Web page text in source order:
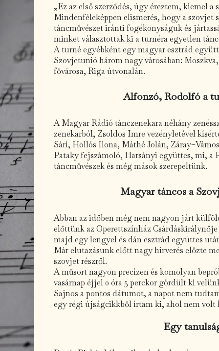
„Ez az első szerződés, úgy éreztem, kiemel
Mindenféleképpen elismerés, hogy a szovjet
táncművészet iránti fogékonyságuk és
minket választottak ki a turnéra egyetlen
A turné egyébként egy magyar esztrád
Szovjetunió három nagy városában:
fővárosa, Riga útvonalán.
Alfonzó, Rodolfó a
A Magyar Rádió tánczenekara néhány
zenekarból, Zsoldos Imre vezényletével
Sári, Hollós Ilona, Máthé Jolán,
Pataky fejszámoló, Harsányi együttes, mi, a
táncművészek és még mások szerepeltünk.
Magyar táncos a
Abban az időben még nem nagyon járt
előttünk az Operettszínház
majd egy lengyel és dán esztrád együttes
Már elutazásunk előtt nagy hírverés előzte
szovjet részről.
A műsort nagyon precízen és komolyan
vasárnap éjjel 0 óra 5 perckor gördült ki
Sajnos a pontos dátumot, a napot nem
egy régi újságcikkből írtam ki, ahol nem volt
Egy